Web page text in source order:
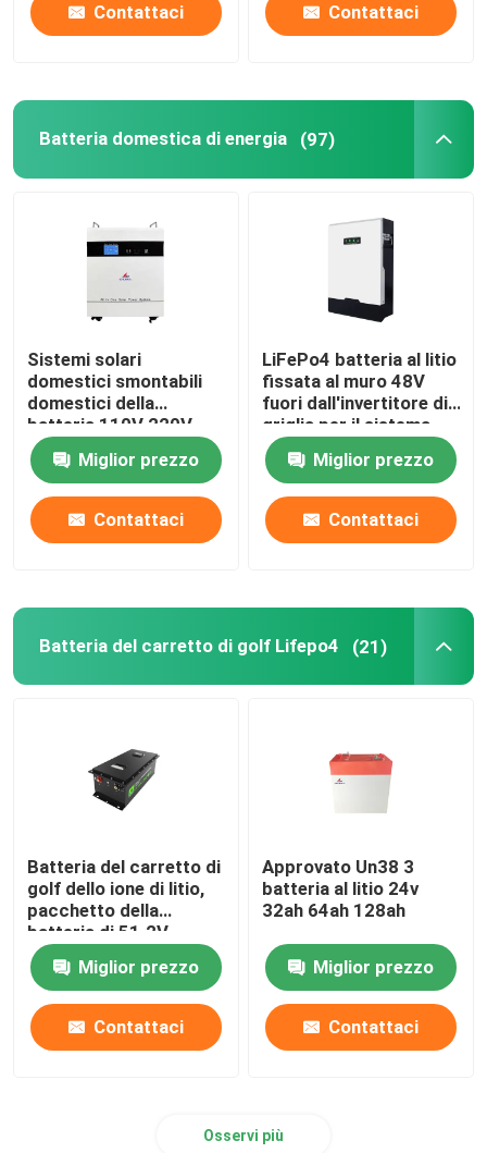
Batteria di rv LiFePo4
pacchetto della batteria di 48V LiFePO4
batteria al litio fissata al muro
Fuori dall'invertitore ibrido solare di griglia
Centrale elettrica portatile
Contattaci Contattaci
Batteria domestica di energia (97)
Sistemi solari
domestici smontabili
domestici della
batteria 110V 220V
3000W di energia
Miglior prezzo
Contattaci
LiFePo4 batteria al litio
fissata al muro 48V
fuori dall'invertitore di
griglia per il sistema
domestico di energia
solareMiglior prezzo
Contattaci
Batteria del carretto di golf Lifepo4 (21)
Batteria del carretto di
golf dello ione di litio,
pacchetto della
batteria di 51.2V
105Ah LiFePo4
Miglior prezzo
Contattaci
Approvato Un38 3
batteria al litio 24v
32ah 64ah 128ah
Miglior prezzo
Contattaci
Osservi più